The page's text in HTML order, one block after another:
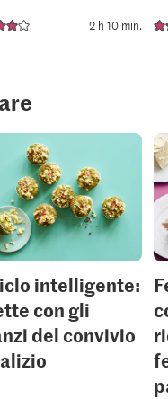
2 h 10 min.
intelligente:
con gli
del convivio